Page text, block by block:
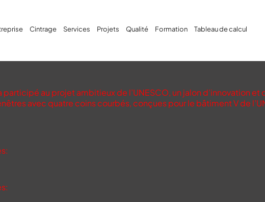
Cintrage Services Projets Qualité Formation Tableau de calcul
participé au projet ambitieux de l’UNESCO, un jalon d’innovation
avec quatre coins courbés, conçues pour le bâtiment V de